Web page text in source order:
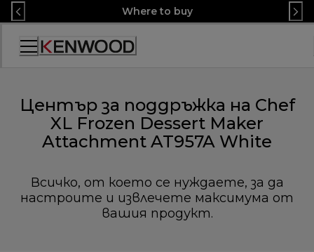
Skip
to
Content
Where to buy
Декларация
Център за поддръжка на Chef
XL Frozen Dessert Maker
Attachment AT957A White
Всичко, от което се нуждаете, за да
настроите и извлечете максимума от
вашия продукт.